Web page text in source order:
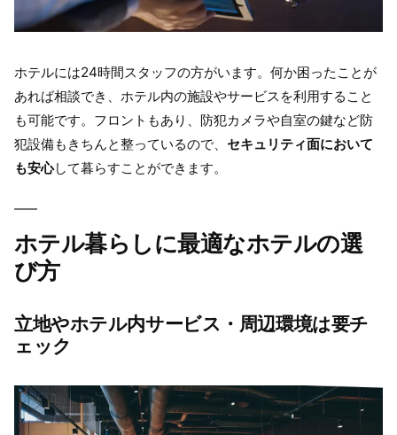
ホテルには24時間スタッフの方がいます。何か困ったことが
あれば相談でき、ホテル内の施設やサービスを利用すること
も可能です。フロントもあり、防犯カメラや自室の鍵など防
犯設備もきちんと整っているので、 セキュリティ面において
も安心して暮らすことができます。
ホテル暮らしに最適なホテルの選
び方
立地やホテル内サービス・周辺環境は要チ
ェック